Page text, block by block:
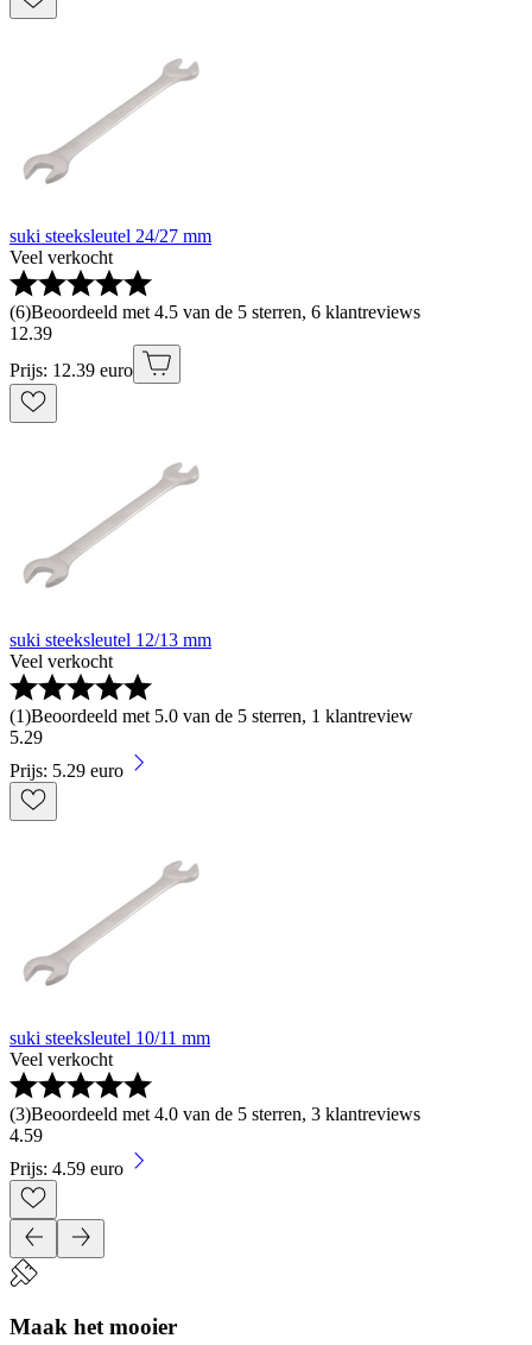
suki steeksleutel 24/27 mm
Veel verkocht
(6)Beoordeeld met 4.5 van de 5 sterren, 6 klantreviews
12.39
Prijs: 12.39 euro
suki steeksleutel 12/13 mm
Veel verkocht
(1)Beoordeeld met 5.0 van de 5 sterren, 1 klantreview
5.29
Prijs: 5.29 euro
suki steeksleutel 10/11 mm
Veel verkocht
(3)Beoordeeld met 4.0 van de 5 sterren, 3 klantreviews
4.59
Prijs: 4.59 euro
Maak het mooier